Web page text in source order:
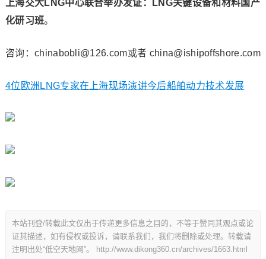
上海交大LNG中心联合举办发证：LNG关键设备和材料国产
化研习班。
咨询：chinabobli@126.com或者 china@ishipoffshore.com
4位欧洲LNG专家在上海现场演讲今后船舶动力技术发展
本站刊登/转载此文仅出于传递更多信息之目的，不等于赞同其观点或论
证其描述，如有侵权或投诉，请联系我们，我们将删除或处理。转载请
注明出处“低空天地网”。
http://www.dikong360.cn/archives/1663.html